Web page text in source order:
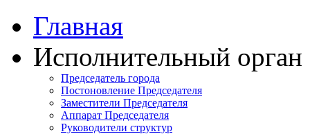
Главная
Исполнительный орган
Председатель города
Постоновление Председателя
Заместители Председателя
Аппарат Председателя
Руководители структур